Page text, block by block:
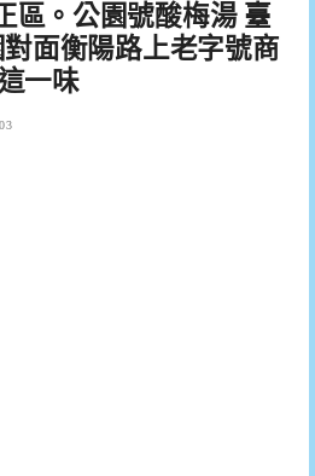
區。公園號酸梅湯 臺
面衡陽路上老字號商
一味